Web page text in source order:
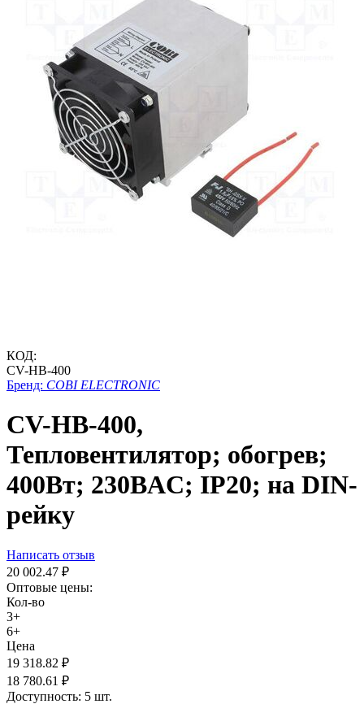
КОД:
CV-HB-400
Бренд: COBI ELECTRONIC
CV-HB-400,
Тепловентилятор; обогрев;
400Вт; 230ВAC; IP20; на DIN-
рейку
Написать отзыв
20 002.47 ₽
Оптовые цены:
Кол-во
3+
6+
Цена
19 318.82 ₽
18 780.61 ₽
Доступность: 5 шт.